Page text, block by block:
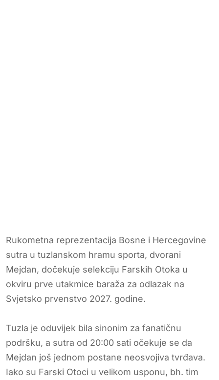
Rukometna reprezentacija Bosne i Hercegovine
sutra u tuzlanskom hramu sporta, dvorani
Mejdan, dočekuje selekciju Farskih Otoka u
okviru prve utakmice baraža za odlazak na
Svjetsko prvenstvo 2027. godine.
Tuzla je oduvijek bila sinonim za fanatičnu
podršku, a sutra od 20:00 sati očekuje se da
Mejdan još jednom postane neosvojiva tvrđava.
Iako su Farski Otoci u velikom usponu, bh. tim